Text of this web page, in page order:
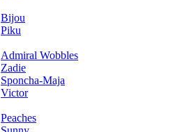
Bijou
Piku
Admiral Wobbles
Zadie
Sponcha-Maja
Victor
Peaches